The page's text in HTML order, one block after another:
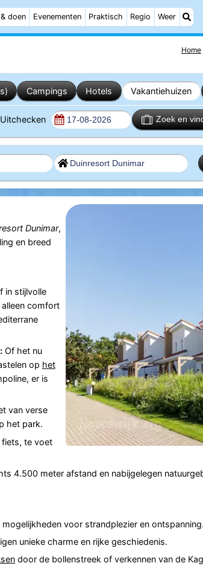
doen Evenementen Praktisch Regio Weer
Home
Campings Hotels Vakantiehuizen
Uitchecken Zoek en
Dunimar,
en breed
in stijlvolle
comfort
Of het nu
op het
er is
van verse
het park.
te voet
4.500 meter afstand en nabijgelegen
voor strandplezier en ontspanning.
unieke charme en rijke geschiedenis.
door de bollenstreek of verkennen van de